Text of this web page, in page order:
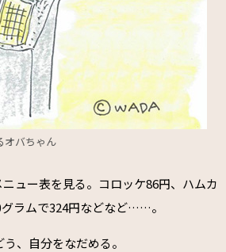
オバちゃん
ュー表を見る。コロッケ86円、ハムカ
ラムで324円などなど……。
、自分をなだめる。